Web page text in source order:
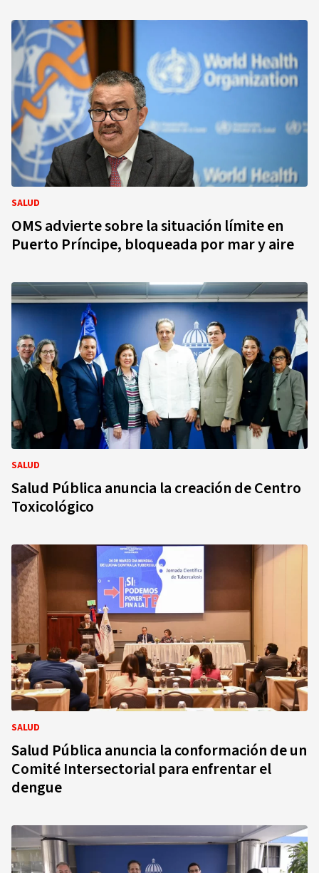
SALUD
OMS advierte sobre la situación límite en
Puerto Príncipe, bloqueada por mar y aire
SALUD
Salud Pública anuncia la creación de Centro
Toxicológico
SALUD
Salud Pública anuncia la conformación de un
Comité Intersectorial para enfrentar el
dengue